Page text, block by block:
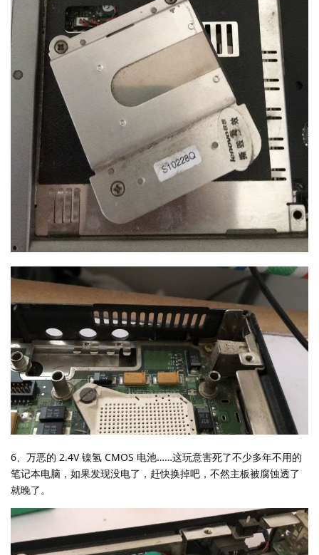
6、万恶的 2.4V 镍氢 CMOS 电池……这玩意害死了不少多年不用的
笔记本电脑，如果发现没电了，赶快换掉吧，不然主板被腐蚀透了
就晚了。